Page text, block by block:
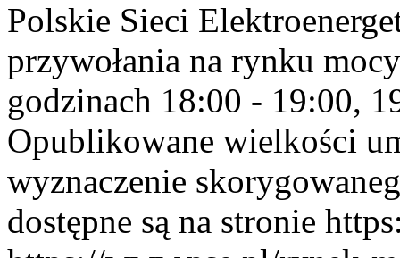
Polskie Sieci
przywołania na rynku
godzinach 18:00 - 19:00,
Opublikowane wielkości
wyznaczenie
dostępne są na stronie